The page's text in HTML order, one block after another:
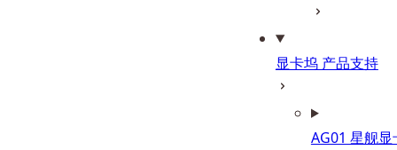
显卡坞 产品支持
AG01 星舰显